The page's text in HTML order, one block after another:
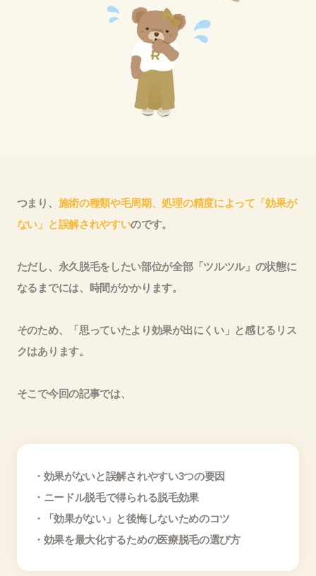
つまり、 施術の種類や毛周期、処理の精度によって「効果が
ない」と誤解されやすいのです。
ただし、永久脱毛をしたい部位が全部「ツルツル」の状態に
なるまでには、時間がかかります。
そのため、「思っていたより効果が出にくい」と感じるリス
クはあります。
そこで今回の記事では、
・効果がないと誤解されやすい3つの要因
・ニードル脱毛で得られる脱毛効果
・「効果がない」と後悔しないためのコツ
・効果を最大化するための医療脱毛の選び方